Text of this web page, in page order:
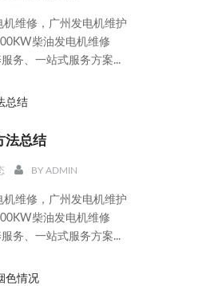
维修，广州发电机维护
柴油发电机维修
务、一站式服务方案...
法总结
BYADMIN
维修，广州发电机维护
柴油发电机维修
务、一站式服务方案...